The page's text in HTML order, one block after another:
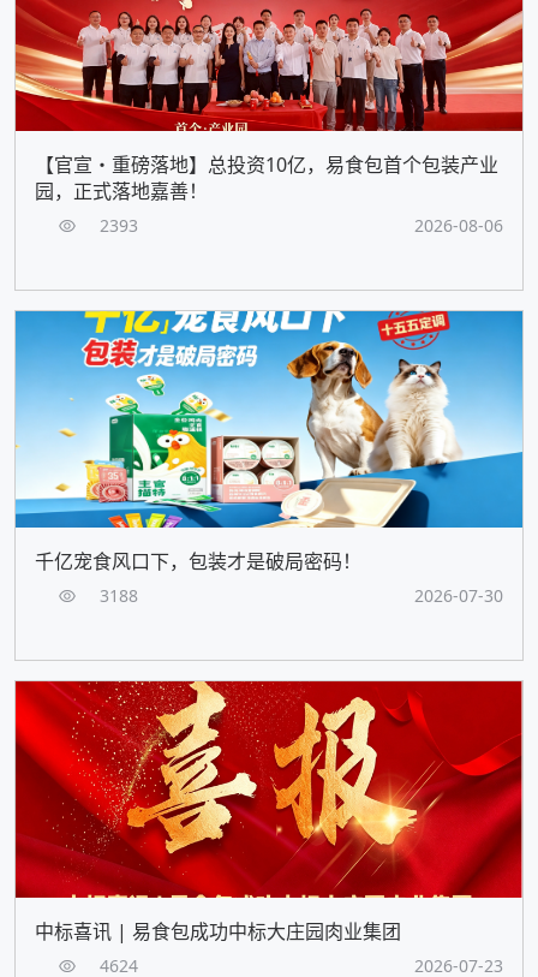
【官宣・重磅落地】总投资10亿，易食包首个包装产业
园，正式落地嘉善！
2393 2026-08-06
千亿宠食风口下，包装才是破局密码！
3188 2026-07-30
中标喜讯 | 易食包成功中标大庄园肉业集团
4624 2026-07-23